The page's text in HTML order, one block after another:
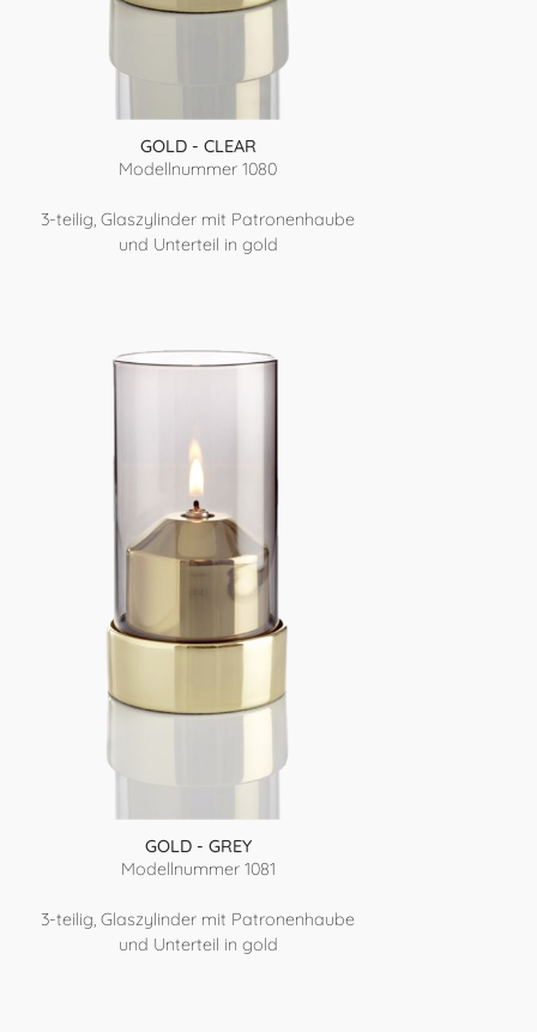
GOLD - CLEAR
Modellnummer 1080
3-teilig, Glaszylinder mit Patronenhaube
und Unterteil in gold
GOLD - GREY
Modellnummer 1081
3-teilig, Glaszylinder mit Patronenhaube
und Unterteil in gold